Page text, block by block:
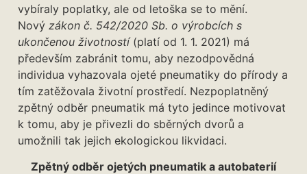
vybíraly poplatky, ale od letoška se to mění.
Nový zákon č. 542/2020 Sb. o výrobcích s
ukončenou životností(platí od 1. 1. 2021) má
především zabránit tomu, aby nezodpovědná
individua vyhazovala ojeté pneumatiky do přírody a
tím zatěžovala životní prostředí. Nezpoplatněný
zpětný odběr pneumatik má tyto jedince motivovat
k tomu, aby je přivezli do sběrných dvorů a
umožnili tak jejich ekologickou likvidaci.
Zpětný odběr ojetých pneumatik a autobaterií